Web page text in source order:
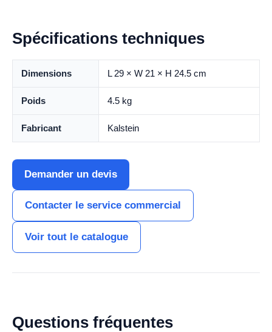
Spécifications techniques
Dimensions L 29 × W 21 × H 24.5 cm
Poids 4.5 kg
Fabricant Kalstein
Demander un devis
Contacter le service commercial
Voir tout le catalogue
Questions fréquentes